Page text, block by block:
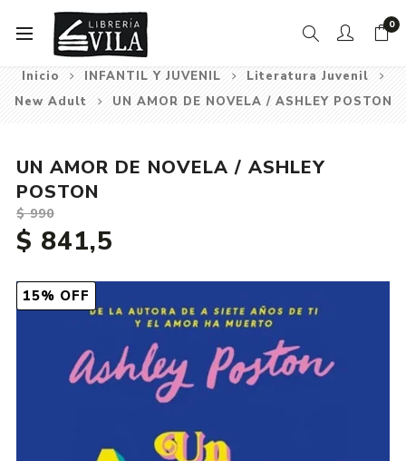
0
Inicio INFANTIL Y JUVENIL
Literatura Juvenil
New Adult
UN AMOR DE NOVELA / ASHLEY POSTON
15% OFF
UN AMOR DE NOVELA / ASHLEY
POSTON
$ 990
$ 841,5